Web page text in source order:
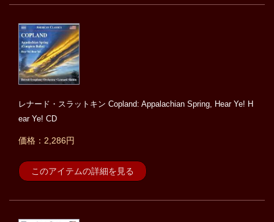
レナード・スラットキン Copland: Appalachian Spring, Hear Ye! H
ear Ye! CD
価格：2,286円
このアイテムの詳細を見る